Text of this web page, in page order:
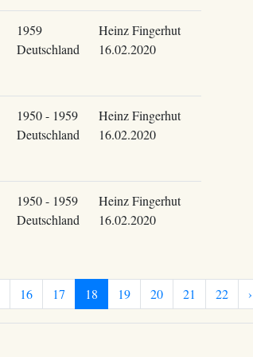
1959
Deutschland
Heinz Fingerhut
16.02.2020
1950 - 1959
Deutschland
Heinz Fingerhut
16.02.2020
1950 - 1959
Deutschland
Heinz Fingerhut
16.02.2020
16 17 18 19 20 21 22 ›